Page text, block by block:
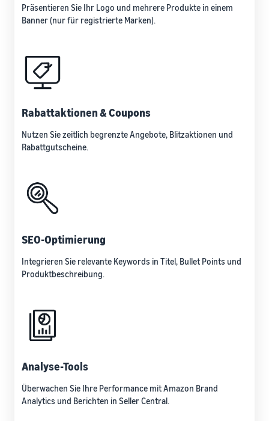
Präsentieren Sie Ihr Logo und mehrere Produkte in einem
Banner (nur für registrierte Marken).
Rabattaktionen & Coupons
Nutzen Sie zeitlich begrenzte Angebote, Blitzaktionen und
Rabattgutscheine.
SEO-Optimierung
Integrieren Sie relevante Keywords in Titel, Bullet Points und
Produktbeschreibung.
Analyse-Tools
Überwachen Sie Ihre Performance mit Amazon Brand
Analytics und Berichten in Seller Central.